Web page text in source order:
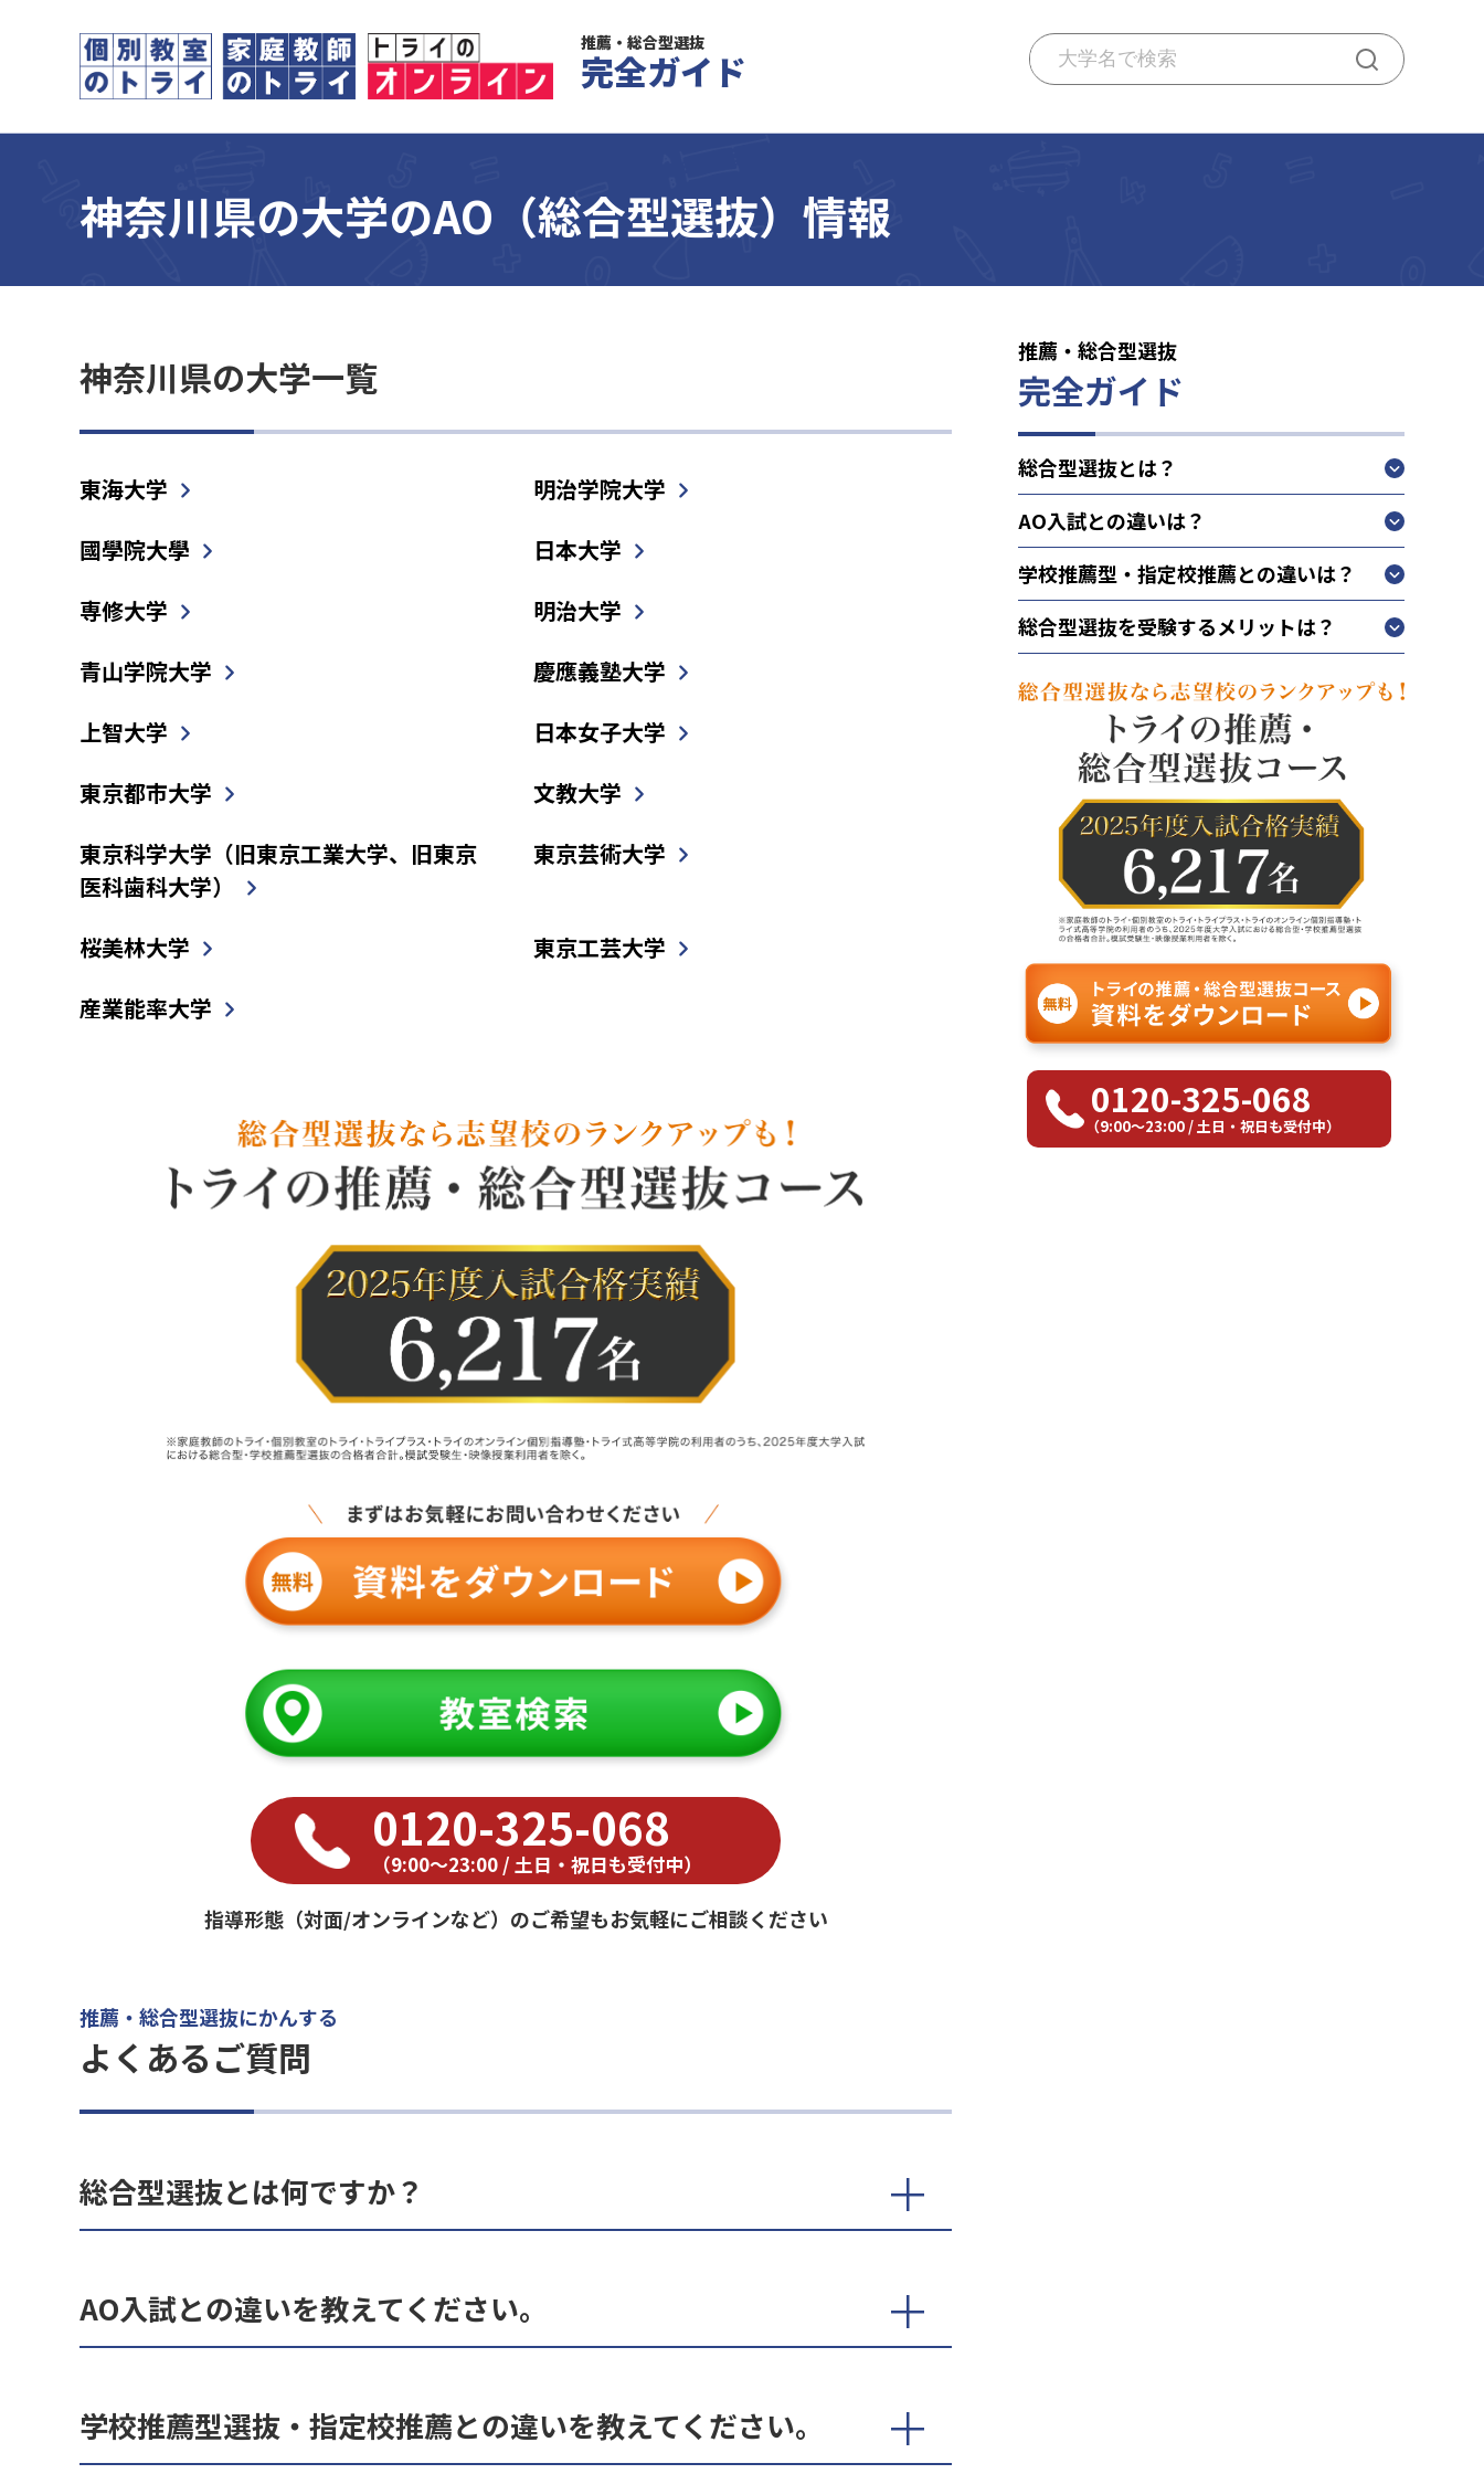
推薦・総合型選抜
完全ガイド
神奈川県の大学のAO（総合型選抜）情報
神奈川県の大学一覧
東海大学
明治学院大学
國學院大學
日本大学
専修大学
明治大学
青山学院大学
慶應義塾大学
上智大学
日本女子大学
東京都市大学
文教大学
東京科学大学（旧東京工業大学、旧東京
医科歯科大学）
東京芸術大学
桜美林大学
東京工芸大学
産業能率大学
0120-325-068
（9:00〜23:00 / 土日・祝日も受付中）
指導形態（対面/オンラインなど）のご希望もお気軽にご相談ください
推薦・総合型選抜にかんする
よくあるご質問
総合型選抜とは何ですか？
AO入試との違いを教えてください。
学校推薦型選抜・指定校推薦との違いを教えてください。
推薦・総合型選抜
完全ガイド
総合型選抜とは？
AO入試との違いは？
学校推薦型・指定校推薦との違いは？
総合型選抜を受験するメリットは？
0120-325-068
（9:00〜23:00 / 土日・祝日も受付中）